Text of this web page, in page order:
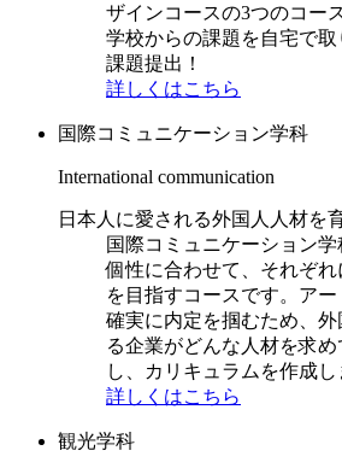
ザインコースの3つのコース
学校からの課題を自宅で
課題提出！
詳しくはこちら
国際コミュニケーション学科
International communication
日本人に愛される外国人人材を
国際コミュニケーション学
個性に合わせて、それぞ
を目指すコースです。アー
確実に内定を掴むため、
る企業がどんな人材を求
し、カリキュラムを作成し
詳しくはこちら
観光学科